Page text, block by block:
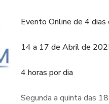
Evento Online de 4
14 a 17 de Abril de
4 horas por dia
Segunda a quinta das